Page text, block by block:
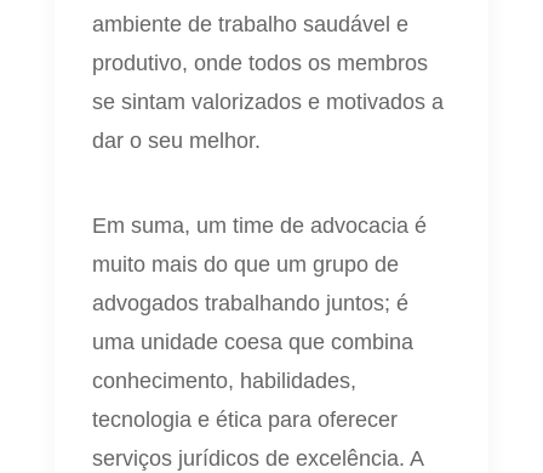
ambiente de trabalho saudável e
produtivo, onde todos os membros
se sintam valorizados e motivados a
dar o seu melhor.
Em suma, um time de advocacia é
muito mais do que um grupo de
advogados trabalhando juntos; é
uma unidade coesa que combina
conhecimento, habilidades,
tecnologia e ética para oferecer
serviços jurídicos de excelência. A